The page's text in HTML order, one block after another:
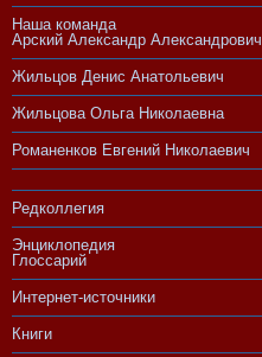
Наша команда
Арский Александр Александрович
Жильцов Денис Анатольевич
Жильцова Ольга Николаевна
Романенков Евгений Николаевич
Редколлегия
Энциклопедия
Глоссарий
Интернет-источники
Книги